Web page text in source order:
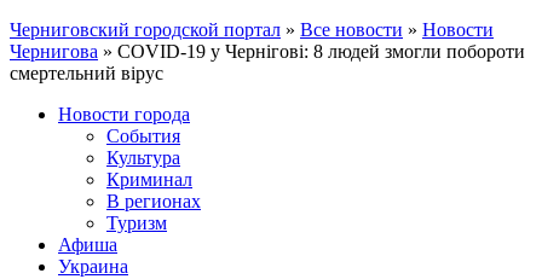
Черниговский городской портал » Все новости » Новости
Чернигова » COVID-19 у Чернігові: 8 людей змогли побороти
смертельний вірус
Новости города
События
Культура
Криминал
В регионах
Туризм
Афиша
Украина